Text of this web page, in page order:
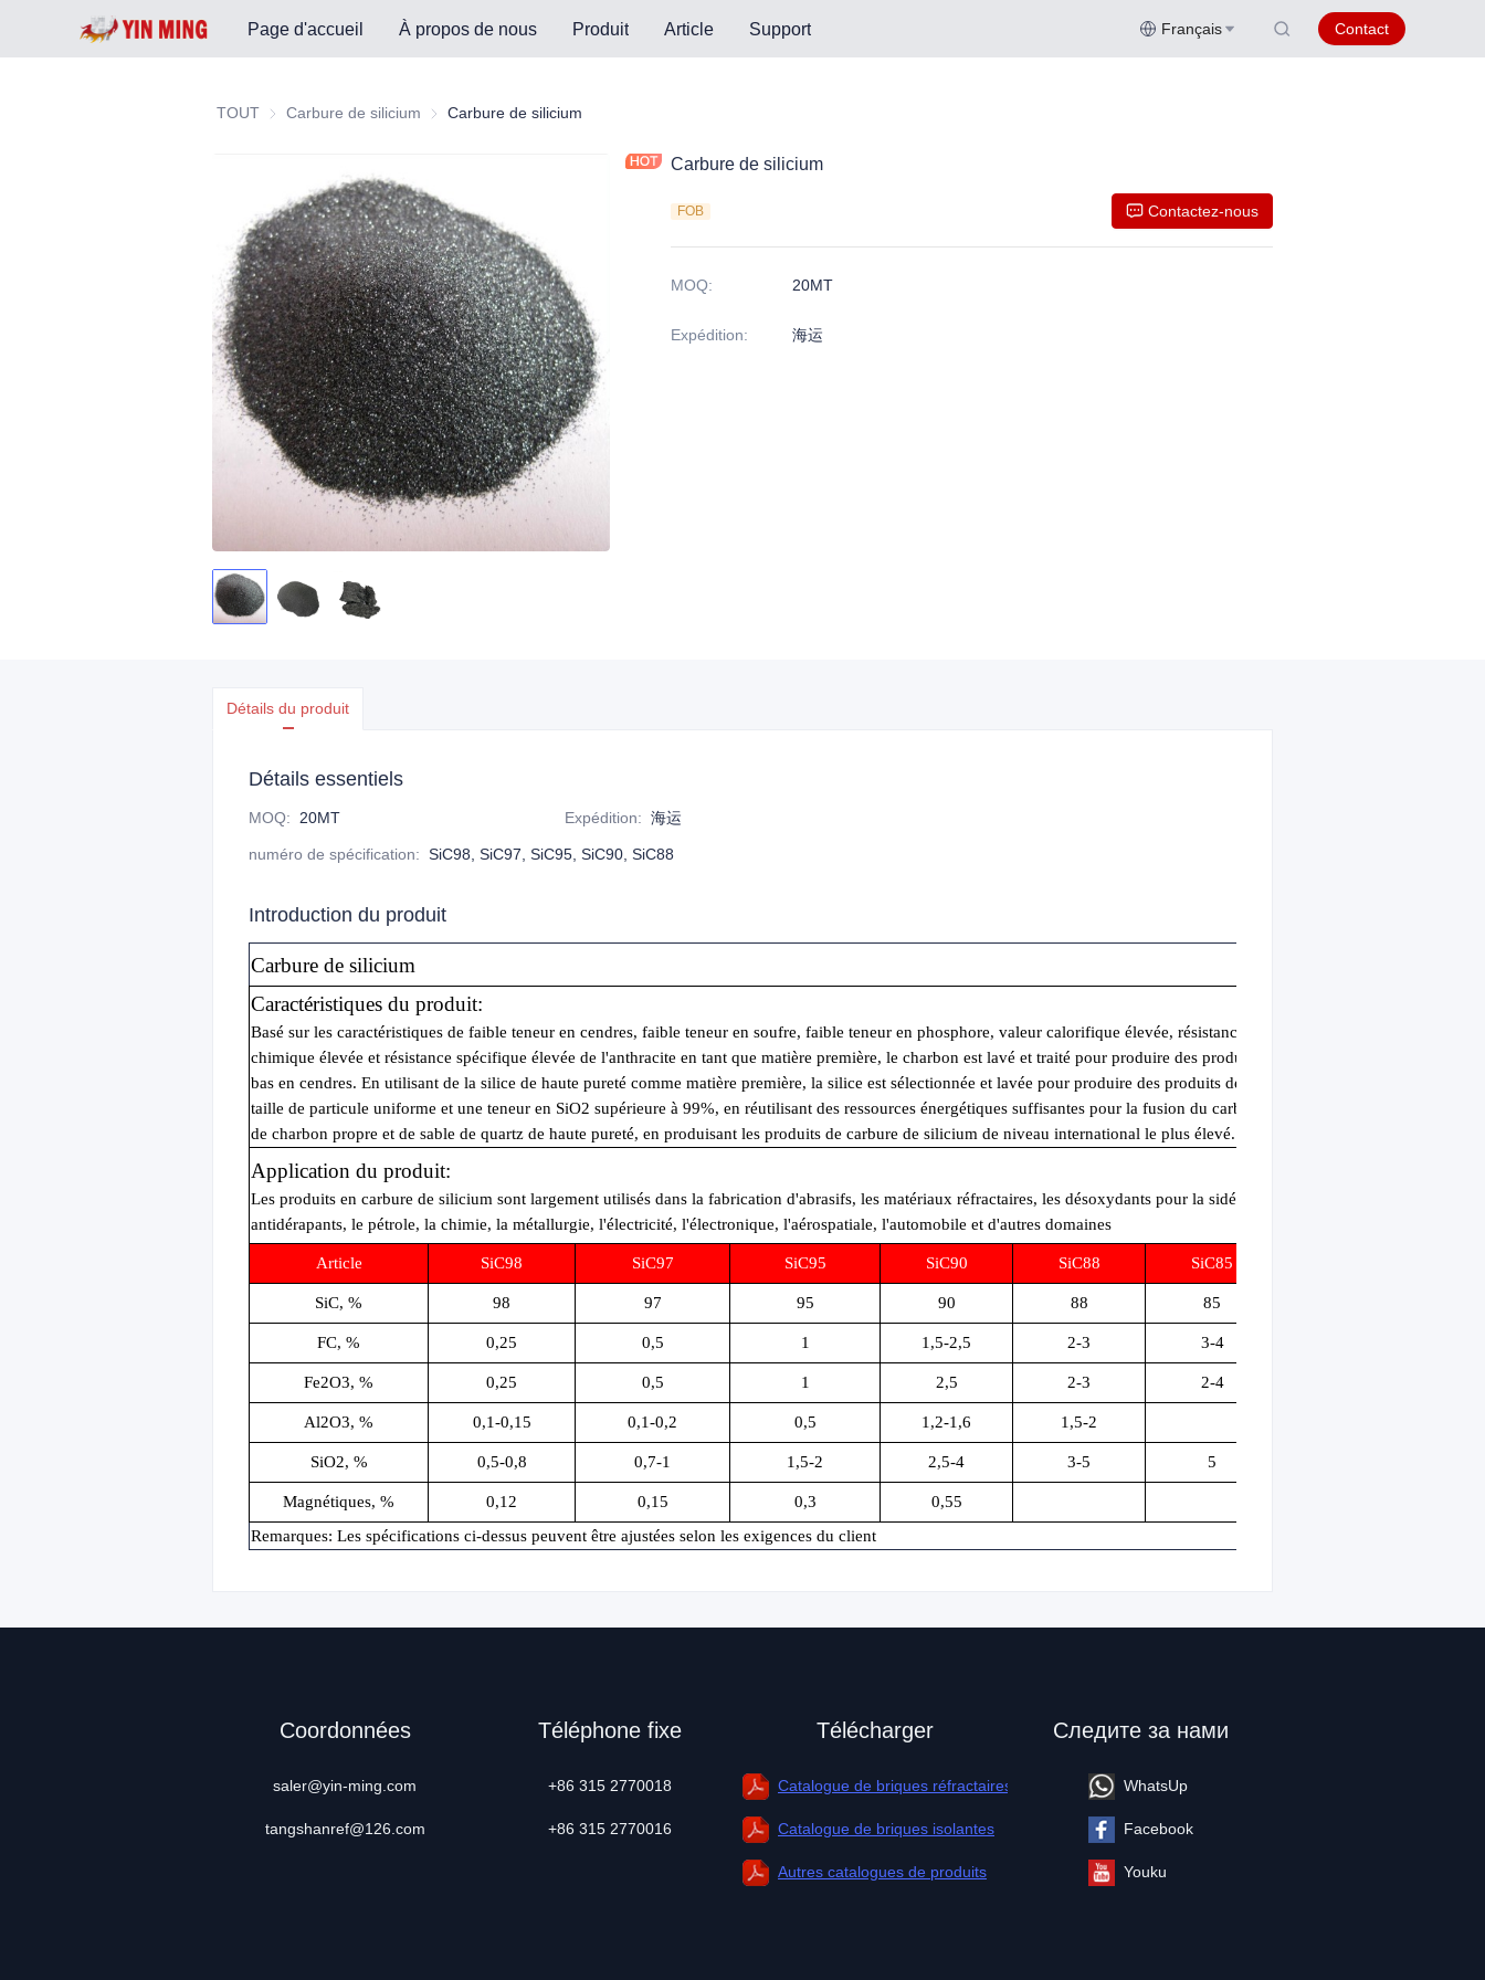
Page d'accueil À propos de nous Produit Article Support Français Contact
TOUT Carbure de silicium Carbure de silicium
Carbure de silicium
Carbure de silicium
FOB Contactez-nous
MOQ: 20MT
Expédition: 海运
Détails du produit
Détails essentiels
MOQ: 20MT Expédition: 海运
numéro de spécification: SiC98, SiC97, SiC95, SiC90, SiC88
Introduction du produit
Carbure de silicium
Caractéristiques du produit:
Basé sur les caractéristiques de faible teneur en cendres, faible teneur en soufre, faible teneur en phosphore, valeur calorifique élevée, résistance mécanique élevée, activité
chimique élevée et résistance spécifique élevée de l'anthracite en tant que matière première, le charbon est lavé et traité pour produire des produits de charbon propre ultra-
bas en cendres. En utilisant de la silice de haute pureté comme matière première, la silice est sélectionnée et lavée pour produire des produits de sable de quartz avec une
taille de particule uniforme et une teneur en SiO2 supérieure à 99%, en réutilisant des ressources énergétiques suffisantes pour la fusion du carbure de silicium de produits
de charbon propre et de sable de quartz de haute pureté, en produisant les produits de carbure de silicium de niveau international le plus élevé.
Application du produit:
Les produits en carbure de silicium sont largement utilisés dans la fabrication d'abrasifs, les matériaux réfractaires, les désoxydants pour la sidérurgie, les matériaux
antidérapants, le pétrole, la chimie, la métallurgie, l'électricité, l'électronique, l'aérospatiale, l'automobile et d'autres domaines
Article SiC98 SiC97 SiC95 SiC90 SiC88 SiC85
SiC, % 98 97 95 90 88 85
FC, % 0,25 0,5 1 1,5-2,5 2-3 3-4
Fe2O3, % 0,25 0,5 1 2,5 2-3 2-4
Al2O3, % 0,1-0,15 0,1-0,2 0,5 1,2-1,6 1,5-2
SiO2, % 0,5-0,8 0,7-1 1,5-2 2,5-4 3-5 5
Magnétiques, % 0,12 0,15 0,3
0,55
Remarques: Les spécifications ci-dessus peuvent être ajustées selon les exigences du client
Coordonnées
saler@yin-ming.com
tangshanref@126.com
Téléphone fixe
+86 315 2770018
+86 315 2770016
Télécharger
Catalogue de briques réfractaires
Catalogue de briques isolantes
Autres catalogues de produits
Следите за нами
WhatsUp
Facebook
Youku